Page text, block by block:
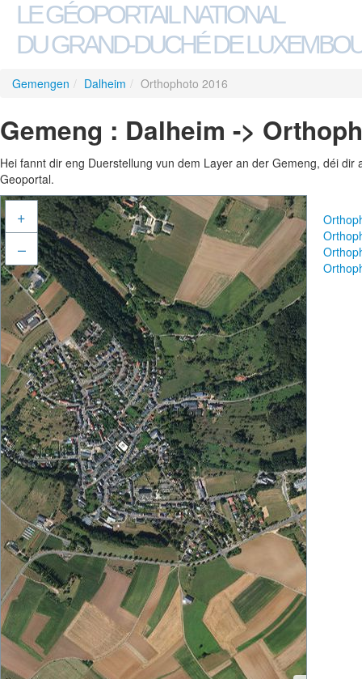
LE GÉOPORTAIL NATIONAL
DU GRAND-DUCHÉ DE
Gemengen / Dalheim / Orthophoto 2016
Gemeng : Dalheim ->
Hei fannt dir eng Duerstellung vun dem Layer an der Gemeng, déi
Geoportal.
+
–